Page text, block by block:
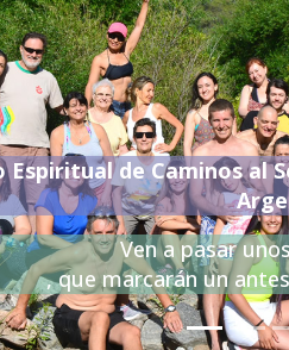
Espiritual de Caminos al
Ven a pasar
, que marcarán un